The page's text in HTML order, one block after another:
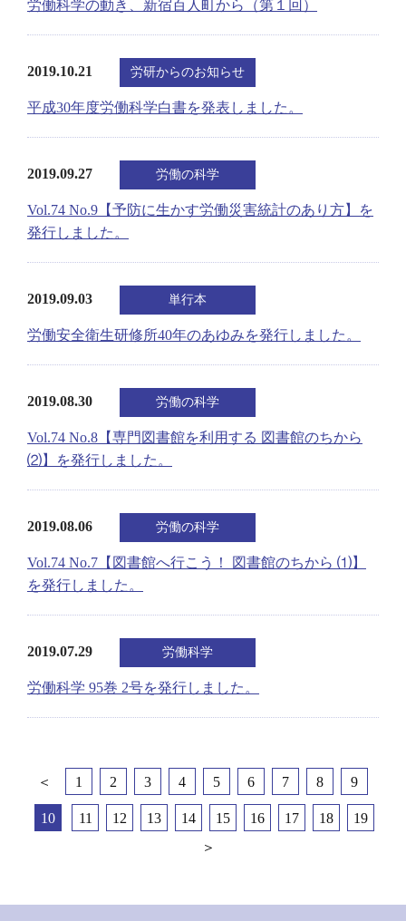
労働科学の動き、新宿百人町から（第１回）
2019.10.21 労研からのお知らせ
平成30年度労働科学白書を発表しました。
2019.09.27 労働の科学
Vol.74 No.9【予防に生かす労働災害統計のあり方】を
発行しました。
2019.09.03 単行本
労働安全衛生研修所40年のあゆみを発行しました。
2019.08.30 労働の科学
Vol.74 No.8【専門図書館を利用する 図書館のちから
⑵】を発行しました。
2019.08.06 労働の科学
Vol.74 No.7【図書館へ行こう！ 図書館のちから ⑴】
を発行しました。
2019.07.29 労働科学
労働科学 95巻 2号を発行しました。
＜ 1 2 3 4 5 6 7 8 9
10 11 12 13 14 15 16 17 18
19
＞